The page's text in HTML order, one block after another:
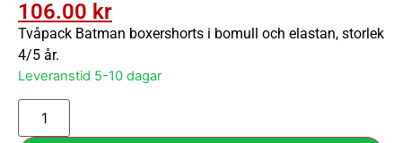
106.00 kr
Tvåpack Batman boxershorts i bomull och elastan, storlek
4/5 år.
Leveranstid 5-10 dagar